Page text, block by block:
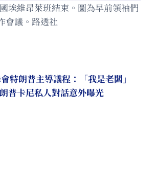
埃維昂萊班結束。圖為早前領袖們
會議。路透社
特朗普主導議程：「我是老闆」
普卡尼私人對話意外曝光